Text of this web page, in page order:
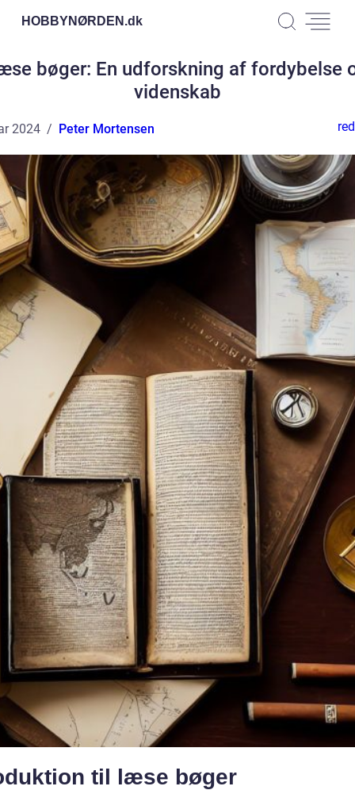
HOBBYNØRDEN.dk
bøger: En udforskning af fordybelse
videnskab
2024 Peter Mortensen
til læse bøger